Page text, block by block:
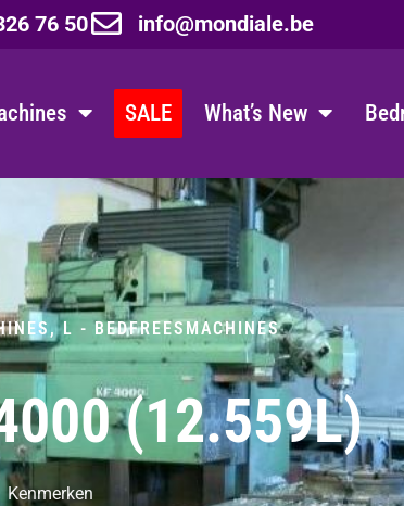
76 50 info@mondiale.be
SALE What’s New
,L - BEDFREESMACHINES
(12.559L)
Kenmerken